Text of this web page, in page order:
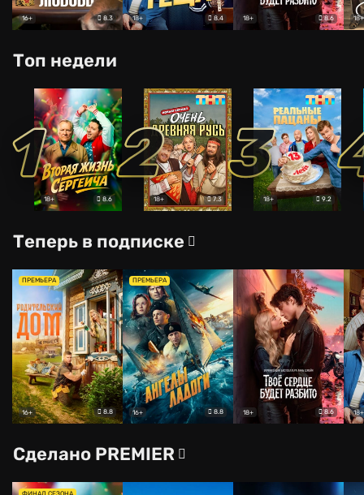
16+ 8.3 18+ 8.4 18+ 8.6 18+
Топ недели
1
18+ 8.6
2
18+ 7.3
3
18+ 9.2
Теперь в подписке
16+ 8.8
ПРЕМЬЕРА
16+ 8.8
ПРЕМЬЕРА
18+ 8.6 18+
Сделано PREMIER
ФИНАЛ СЕЗОНА